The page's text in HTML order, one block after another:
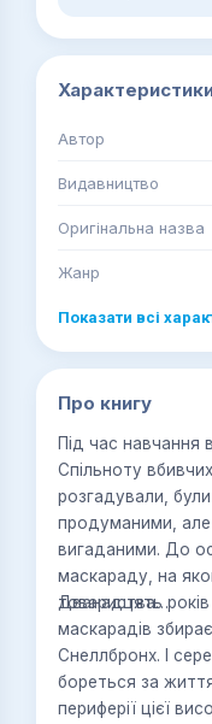
Автор
Видавництво
Оригінальна назва
Жанр
Показати всі
Про книгу
Під час навчання
Спільноту
розгадували,
продуманими,
вигаданими. До
маскараду, на
товариства…
Дванадцять
маскарадів
Снеллбронх. І
бореться за
периферії цієї